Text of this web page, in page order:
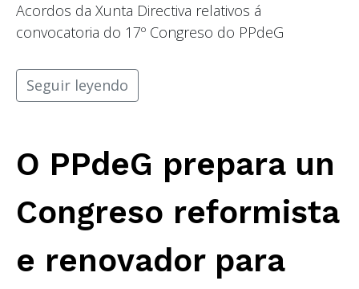
Acordos da Xunta Directiva relativos á
convocatoria do 17º Congreso do PPdeG
Seguir leyendo
O PPdeG prepara un
Congreso reformista
e renovador para